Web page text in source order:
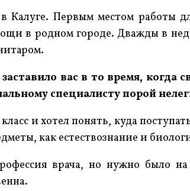
Калуге. Первым местом работы
в родном городе. Дважды в
вас в то время, когда
специалисту порой
класс и хотел понять, куда
как естествознание и
врача, но нужно было на